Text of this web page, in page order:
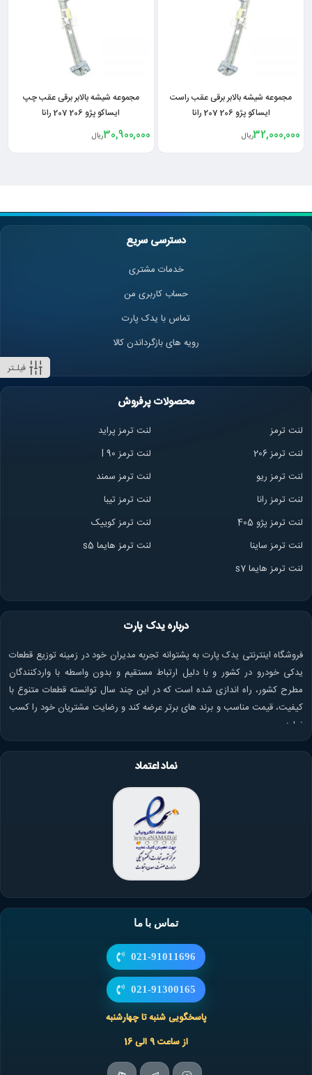
فیلـتر
مجموعه شیشه بالابر برقی عقب راست
ایساکو پژو 206 207 رانا
32,000,000ریال
مجموعه شیشه بالابر برقی عقب چپ
ایساکو پژو 206 207 رانا
30,900,000ریال
دسترسی سریع
خدمات مشتری
حساب کاربری من
تماس با یدک پارت
رویه های بازگرداندن کالا
محصولات پرفروش
لنت ترمز
لنت ترمز پراید
لنت ترمز 206
لنت ترمز l 90
لنت ترمز ریو
لنت ترمز سمند
لنت ترمز رانا
لنت ترمز تیبا
لنت ترمز پژو 405
لنت ترمز کوییک
لنت ترمز ساینا
لنت ترمز هایما s5
لنت ترمز هایما s7
درباره یدک پارت
فروشگاه اینترنتی یدک پارت به پشتوانه تجربه مدیران خود در زمینه توزیع قطعات
یدکی خودرو در کشور و با دلیل ارتباط مستقیم و بدون واسطه با واردکنندگان
مطرح کشور، راه اندازی شده است که در این چند سال توانسته قطعات متنوع با
کیفیت، قیمت مناسب و برند های برتر عرضه کند و رضایت مشتریان خود را کسب
نماید.
نماد اعتماد
تماس با ما
021-91011696
021-91300165
پاسخگویی شنبه تا چهارشنبه
از ساعت 9 الی 16